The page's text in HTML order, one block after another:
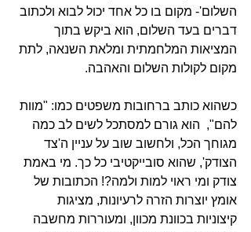
השלום'- מקום בו כל אחד יכול לבוא ולכתוב
דברים בעד השלום, הוא ביקש בתוך
המציאות המלחמתית ומלאת השנאה, לתת
מקום לקולות השלום והאהבה.
כשהוא כותב ברחובות משפטים כמו: "מוות
להם",  הוא גורם למסתכל לשים לב כמה
מגוחך הכל, ולחשוב שוב על עניין ה'צד
הצודק', שהוא סובייקטיבי כל כך. מי באמת
צודק ומי ראוי למות ולמה?! הכתובות של
אומץ יוצרות הזרה לרעיונות, מציגות
קיצוניות בכוונת מכוון, ומעוררות מחשבה